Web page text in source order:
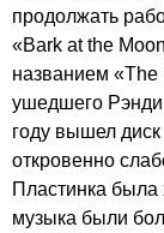
продолжать
«Bark at the Moon
названием «The
ушедшего Рэнди
году вышел диск
откровенно
Пластинка была
музыка были